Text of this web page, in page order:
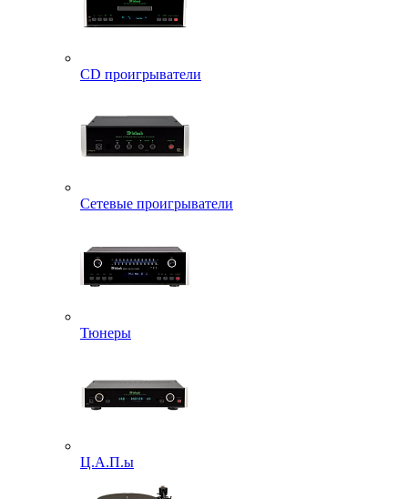
CD проигрыватели
Сетевые проигрыватели
Тюнеры
Ц.А.П.ы